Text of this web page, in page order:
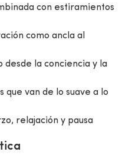
con estiramientos
como ancla al
desde la conciencia y la
que van de lo suave a lo
relajación y pausa